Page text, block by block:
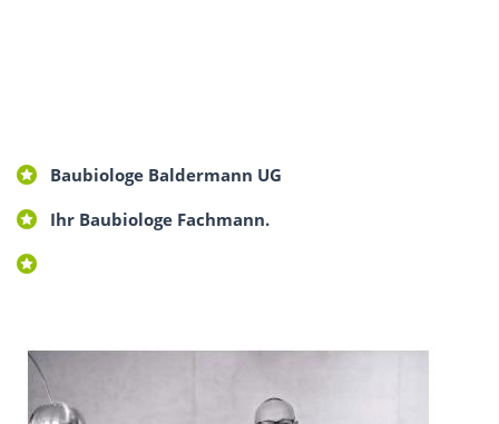
Baubiologe Baldermann UG
Ihr Baubiologe Fachmann.